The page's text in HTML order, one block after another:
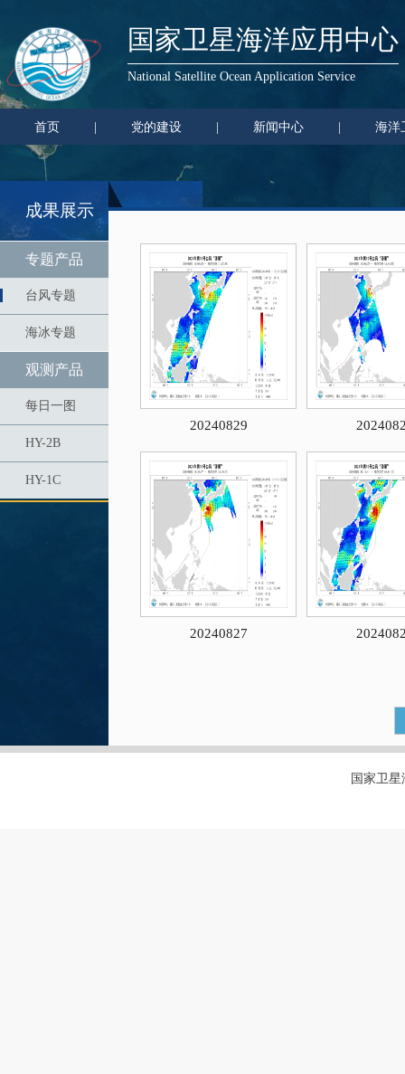
国家卫星海洋应用中心
National Satellite Ocean Application Service
首页 党的建设 新闻中心 海洋
成果展示
专题产品
台风专题
海冰专题
观测产品
每日一图
HY-2B
HY-1C
20240829
20240827
国家卫